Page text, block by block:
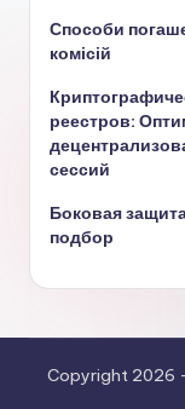
Способи
комісій
реестров:
сессий
Боковая
подбор
Copyright 2026